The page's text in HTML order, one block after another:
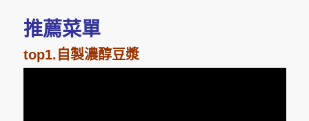
推薦菜單
top1.自製濃醇豆漿